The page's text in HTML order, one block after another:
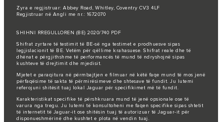
Zyra e regjistruar: Abbey Road, Whitley, Coventry CV3 4LF
Regjistruar në Angli me nr.: 1672070
SHIHNI RREGULLOREN (BE) 2020/740 PDF
Shifrat zyrtare të testimit të BE-së nga testimet e prodhuesve sipas
legjislacionit të BE. Vetëm për qëllime krahasuese. Shifrat reale dhe të
dhënat e përgjithshme të performancës të mund të ndryshojnë sipas
kushteve të drejtimit dhe mjedisit.
Mjetet e paraqitura në përmbajtjen e filmuar në këtë faqe mund të mos jenë
përfaqësime të sakta të përmirësimeve dhe shtesave të fundit. Ju lutemi
referojuni shitësit tuaj lokal Jaguar për specifikimet më të fundit.
Karakteristikat specifike të përshkruara mund të jenë opsionale ose të
varura nga tregu. Ju lutemi të konsultoheni me faqen specifike sipas shtetit
të internetit të Jaguar-it ose shitësin tuaj të autorizuar të Jaguar-it për
disponueshmërinë dhe kushtet e plota në vendin tuaj.